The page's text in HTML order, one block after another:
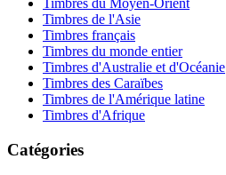
Timbres du Moyen-Orient
Timbres de l'Asie
Timbres français
Timbres du monde entier
Timbres d'Australie et d'Océanie
Timbres des Caraïbes
Timbres de l'Amérique latine
Timbres d'Afrique
Catégories